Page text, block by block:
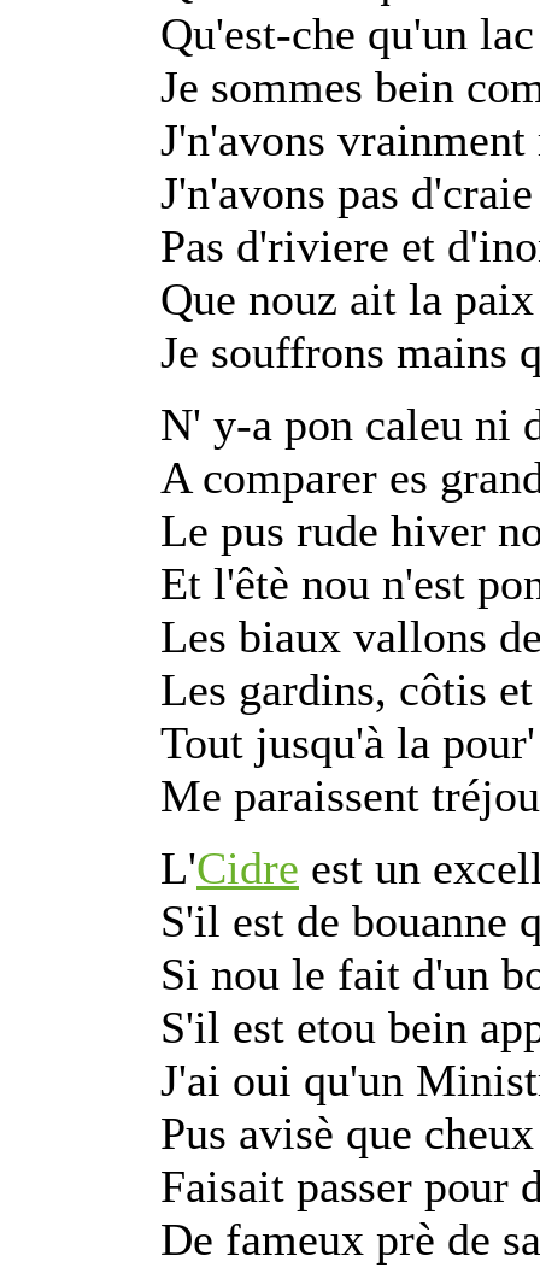
Qu'est-che qu'un
Je sommes bein
J'n'avons
J'n'avons pas
Pas d'riviere et
Que nouz ait la
Je souffrons mains
N' y-a pon caleu ni
A comparer es
Le pus rude hiver
Et l'êtè nou n'est
Les biaux vallons
Les gardins, côtis
Tout jusqu'à la
Me paraissent
L'Cidre est un
S'il est de bouanne
Si nou le fait d'un
S'il est etou bein
J'ai oui qu'un
Pus avisè que
Faisait passer pour
De fameux prè de